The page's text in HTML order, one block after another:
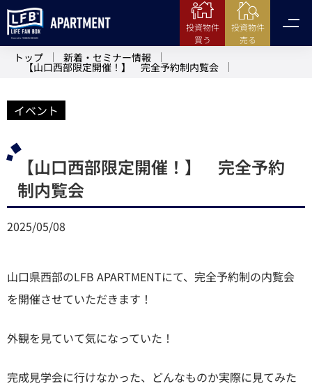
投資物件
買う
投資物件
売る
トップ 新着・セミナー情報
【山口西部限定開催！】 完全予約制内覧会
イベント
【山口西部限定開催！】 完全予約
制内覧会
2025/05/08
山口県西部のLFB APARTMENTにて、完全予約制の内覧会
を開催させていただきます！
外観を見ていて気になっていた！
完成見学会に行けなかった、どんなものか実際に見てみた